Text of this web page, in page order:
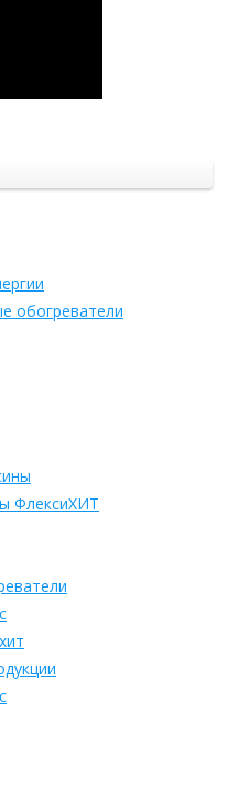
обогреватели
ФлексиХИТ